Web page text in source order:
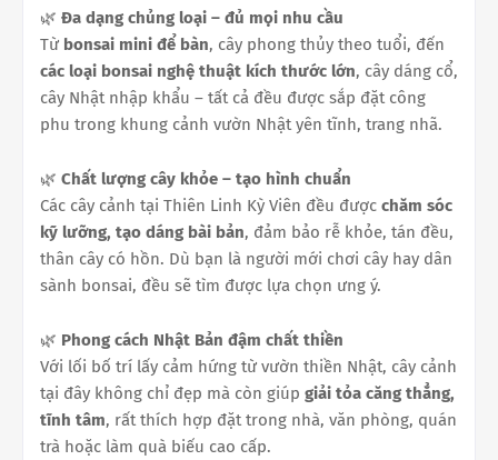
🌿 Đa dạng chủng loại – đủ mọi nhu cầu
Từ bonsai mini để bàn, cây phong thủy theo tuổi, đến
các loại bonsai nghệ thuật kích thước lớn, cây dáng cổ,
cây Nhật nhập khẩu – tất cả đều được sắp đặt công
phu trong khung cảnh vườn Nhật yên tĩnh, trang nhã.
🌿 Chất lượng cây khỏe – tạo hình chuẩn
Các cây cảnh tại Thiên Linh Kỳ Viên đều được chăm sóc
kỹ lưỡng, tạo dáng bài bản, đảm bảo rễ khỏe, tán đều,
thân cây có hồn. Dù bạn là người mới chơi cây hay dân
sành bonsai, đều sẽ tìm được lựa chọn ưng ý.
🌿 Phong cách Nhật Bản đậm chất thiền
Với lối bố trí lấy cảm hứng từ vườn thiền Nhật, cây cảnh
tại đây không chỉ đẹp mà còn giúp giải tỏa căng thẳng,
tĩnh tâm, rất thích hợp đặt trong nhà, văn phòng, quán
trà hoặc làm quà biếu cao cấp.